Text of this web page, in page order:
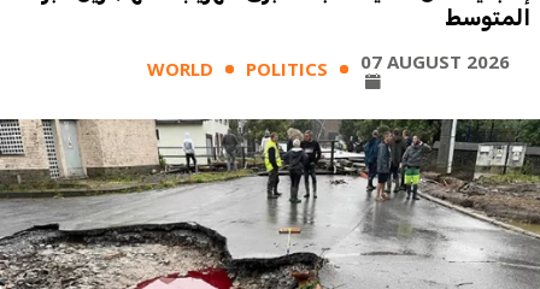
المتوسط
WORLD POLITICS 07 AUGUST 2026